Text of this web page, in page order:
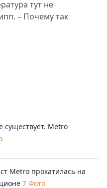
тут не
– Почему так
существует. Metro
Metro прокатилась на
7 Фото